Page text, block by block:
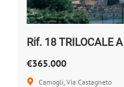
Rif. 18 TRILOCALE
€365.000
Camogli, Via Castagneto